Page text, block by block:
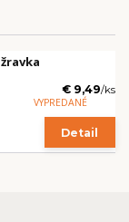
€ 9,49/ks
VYPREDANÉ
Detail